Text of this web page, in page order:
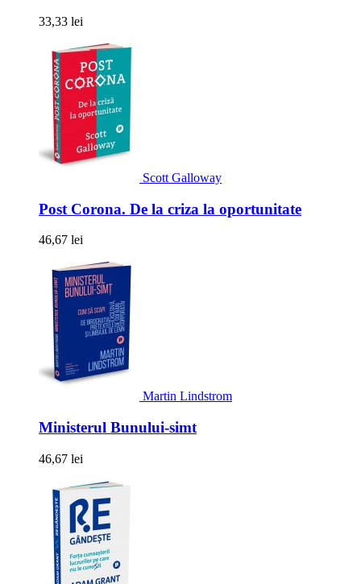
33,33 lei
Scott Galloway
Post Corona. De la criza la oportunitate
46,67 lei
Martin Lindstrom
Ministerul Bunului-simt
46,67 lei